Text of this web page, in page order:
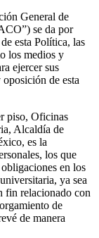
General de
se da por
esta Política, las
los medios y
ejercer sus
de esta
piso, Oficinas
Alcaldía de
es la
los que
en los
ya sea
fin relacionado con
de
de manera